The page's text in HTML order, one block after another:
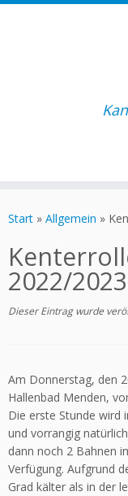
Inhalt
Start » Allgemein »
2022/2023
Dieser Eintrag wurde
Am Donnerstag, den
Hallenbad Menden,
Die erste Stunde wird
und vorrangig
dann noch 2 Bahnen
Verfügung. Aufgrund
Grad kälter als in der